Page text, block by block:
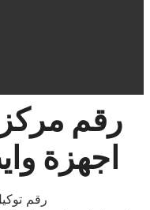
رقم
اجهزة
رقم